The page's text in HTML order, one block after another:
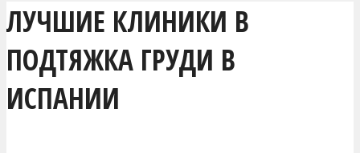
ЛУЧШИЕ КЛИНИКИ В
ПОДТЯЖКА ГРУДИ В
ИСПАНИИ